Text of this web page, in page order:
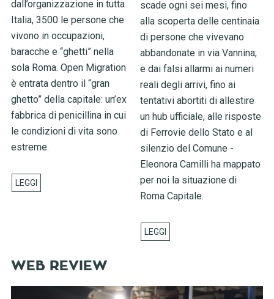
dall’organizzazione in tutta
Italia, 3500 le persone che
vivono in occupazioni,
baracche e “ghetti” nella
sola Roma. Open Migration
è entrata dentro il “gran
ghetto” della capitale: un’ex
fabbrica di penicillina in cui
le condizioni di vita sono
estreme.
scade ogni sei mesi, fino
alla scoperta delle centinaia
di persone che vivevano
abbandonate in via Vannina;
e dai falsi allarmi ai numeri
reali degli arrivi, fino ai
tentativi abortiti di allestire
un hub ufficiale, alle risposte
di Ferrovie dello Stato e al
silenzio del Comune -
Eleonora Camilli ha mappato
per noi la situazione di
Roma Capitale.
WEB REVIEW